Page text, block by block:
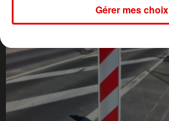
Gérer mes choix